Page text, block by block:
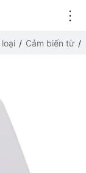
Cảm biến từ